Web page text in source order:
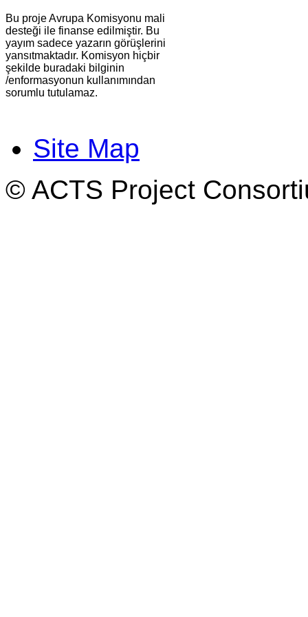
Bu proje Avrupa Komisyonu mali
desteği ile finanse edilmiştir. Bu
yayım sadece yazarın görüşlerini
yansıtmaktadır. Komisyon hiçbir
şekilde buradaki bilginin
/enformasyonun kullanımından
sorumlu tutulamaz.
Site Map
© ACTS Project